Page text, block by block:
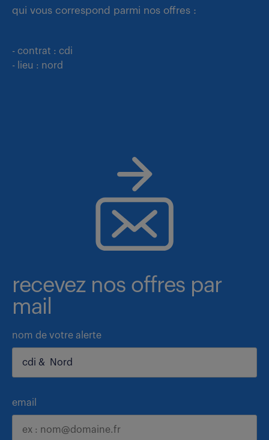
qui vous correspond parmi nos offres :
- contrat : cdi
- lieu : nord
recevez nos offres par
mail
nom de votre alerte
email